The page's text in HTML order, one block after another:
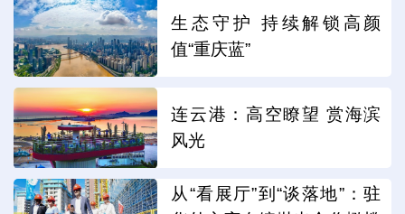
生态守护 持续解锁高颜
值“重庆蓝”
连云港：高空瞭望 赏海滨
风光
从“看展厅”到“谈落地”：驻